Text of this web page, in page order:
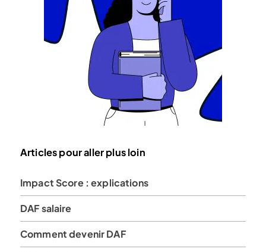
Articles pour aller plus loin
Impact Score : explications
DAF salaire
Comment devenir DAF